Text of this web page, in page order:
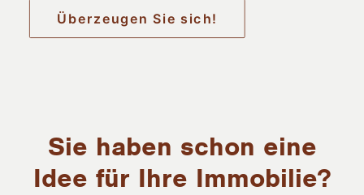
Überzeugen Sie sich!
Sie haben schon eine
Idee für Ihre Immobilie?